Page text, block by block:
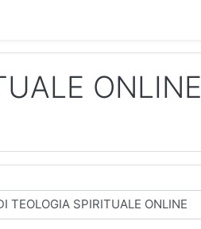
ONLINE